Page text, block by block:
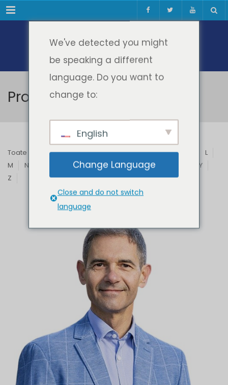
Meniul
Profesori & Invitați
Toate B C D E F G H I J
L
M
N Q R S T U V
Y
Z
We've detected you might
be speaking a different
language. Do you want to
change to:
English
Change Language
Close and do not switch
language